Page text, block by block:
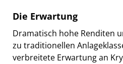
Die Erwartung
Dramatisch hohe Renditen
zu traditionellen
verbreitete Erwartung an